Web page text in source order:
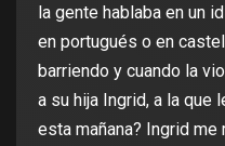
la gente hablaba en un
en portugués o en
barriendo y cuando la
a su hija Ingrid, a la que
esta mañana? Ingrid me